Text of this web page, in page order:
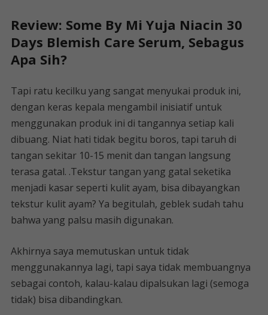
Review: Some By Mi Yuja Niacin 30
Days Blemish Care Serum, Sebagus
Apa Sih?
Tapi ratu kecilku yang sangat menyukai produk ini,
dengan keras kepala mengambil inisiatif untuk
menggunakan produk ini di tangannya setiap kali
dibuang. Niat hati tidak begitu boros, tapi taruh di
tangan sekitar 10-15 menit dan tangan langsung
terasa gatal. .Tekstur tangan yang gatal seketika
menjadi kasar seperti kulit ayam, bisa dibayangkan
tekstur kulit ayam? Ya begitulah, geblek sudah tahu
bahwa yang palsu masih digunakan.
Akhirnya saya memutuskan untuk tidak
menggunakannya lagi, tapi saya tidak membuangnya
sebagai contoh, kalau-kalau dipalsukan lagi (semoga
tidak) bisa dibandingkan.